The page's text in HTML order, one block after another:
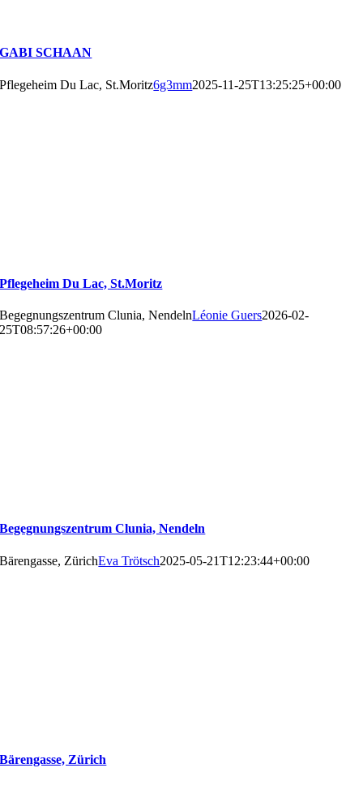
GABI SCHAAN
Pflegeheim Du Lac, St.Moritz6g3mm2025-11-25T13:25:25+00:00
Pflegeheim Du Lac, St.Moritz
Begegnungszentrum Clunia, NendelnLéonie Guers2026-02-
25T08:57:26+00:00
Begegnungszentrum Clunia, Nendeln
Bärengasse, ZürichEva Trötsch2025-05-21T12:23:44+00:00
Bärengasse, Zürich